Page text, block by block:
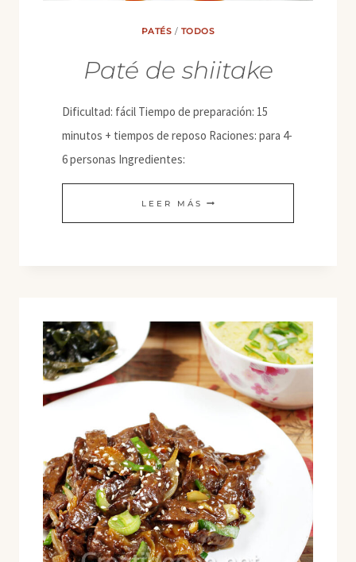
PATÉS / TODOS
Paté de shiitake
Dificultad: fácil Tiempo de preparación: 15
minutos + tiempos de reposo Raciones: para 4-
6 personas Ingredientes:
LEER MÁS PATÉ
DE